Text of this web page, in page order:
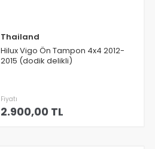
Thailand
Hilux Vigo Ön Tampon 4x4 2012-
2015 (dodik delikli)
Fiyatı
2.900,00 TL